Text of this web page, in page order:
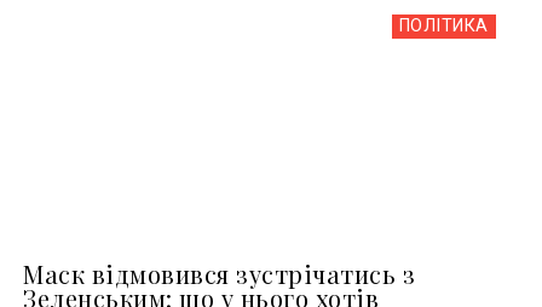
ПОЛІТИКА
Маск відмовився зустрічатись з
Зеленським: що у нього хотів